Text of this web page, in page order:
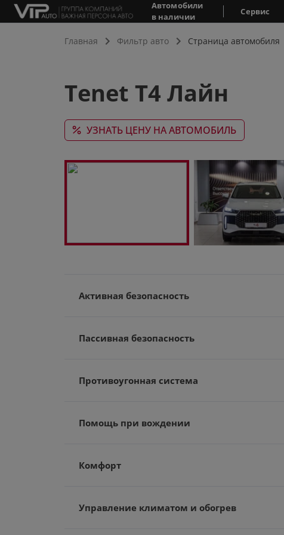
Автомобили
в наличии
Сервис
Главная Фильтр авто Страница автомобиля
Tenet T4 Лайн
УЗНАТЬ ЦЕНУ НА АВТОМОБИЛЬ
Активная безопасность
Пассивная безопасность
Противоугонная система
Помощь при вождении
Комфорт
Управление климатом и обогрев